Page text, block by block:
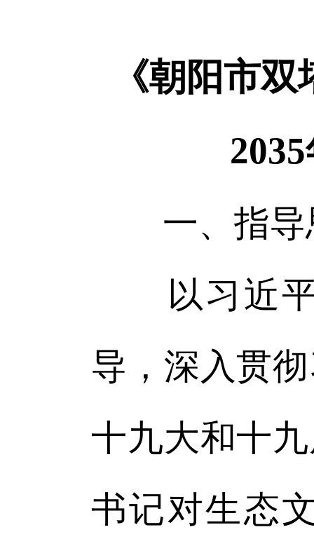
《朝阳市
一、指
以习近平
导，深入贯
十九大和十
书记对生态